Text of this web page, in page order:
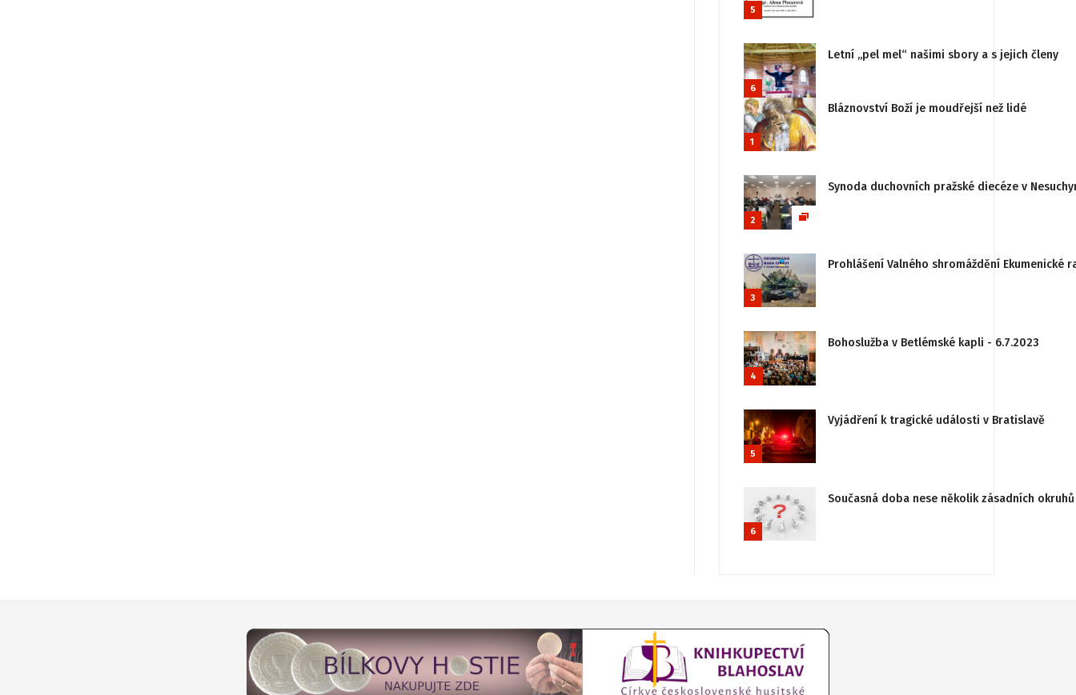
5
6
Letní „pel mel“ našimi sbory a s jejich členy
1
Bláznovství Boží je moudřejší než lidé
2
Synoda duchovních pražské diecéze v
3
Prohlášení Valného shromáždění
4
Bohoslužba v Betlémské kapli - 6.7.2023
5
Vyjádření k tragické události v Bratislavě
6
Současná doba nese několik zásadních